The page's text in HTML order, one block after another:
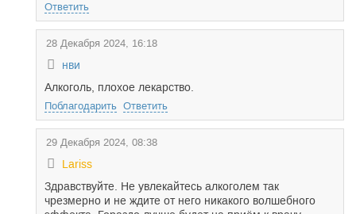
Ответить
28 Декабря 2024, 16:18
нви
Алкоголь, плохое лекарство.
Поблагодарить Ответить
29 Декабря 2024, 08:38
Lariss
Здравствуйте. Не увлекайтесь алкоголем так
чрезмерно и не ждите от него никакого волшебного